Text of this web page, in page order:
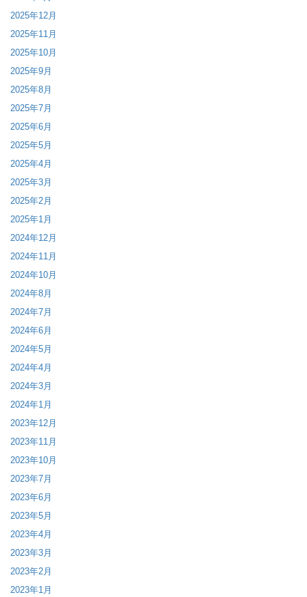
2025年12月
2025年11月
2025年10月
2025年9月
2025年8月
2025年7月
2025年6月
2025年5月
2025年4月
2025年3月
2025年2月
2025年1月
2024年12月
2024年11月
2024年10月
2024年8月
2024年7月
2024年6月
2024年5月
2024年4月
2024年3月
2024年1月
2023年12月
2023年11月
2023年10月
2023年7月
2023年6月
2023年5月
2023年4月
2023年3月
2023年2月
2023年1月